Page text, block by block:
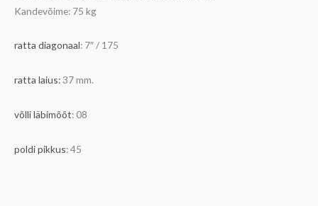
Kandevõime: 75 kg
ratta diagonaal: 7″ / 175
ratta laius:37 mm.
võlli läbimõõt: 08
poldi pikkus: 45